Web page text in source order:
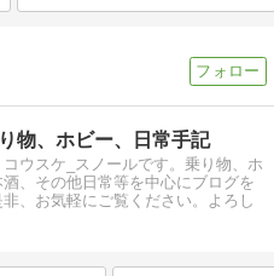
物、ホビー、日常手記
ウスケ_スノールです。乗り物、ホ
、その他日常等を中心にブログを
、お気軽にご覧ください。よろし